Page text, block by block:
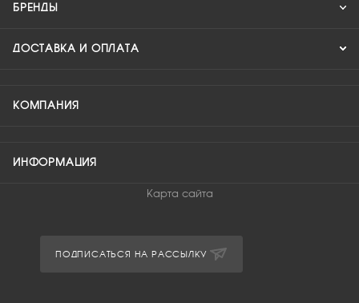
БРЕНДЫ
ДОСТАВКА И ОПЛАТА
КОМПАНИЯ
ИНФОРМАЦИЯ
Карта сайта
ПОДПИСАТЬСЯ НА РАССЫЛКУ